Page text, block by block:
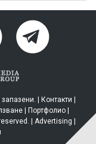
| Контакти
| Портфолио|
| Advertising